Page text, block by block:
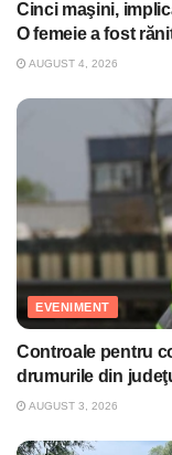
Cinci maşini,
O femeie a fost
AUGUST 4, 2026
EVENIMENT
Controale pentru
drumurile din
AUGUST 3, 2026